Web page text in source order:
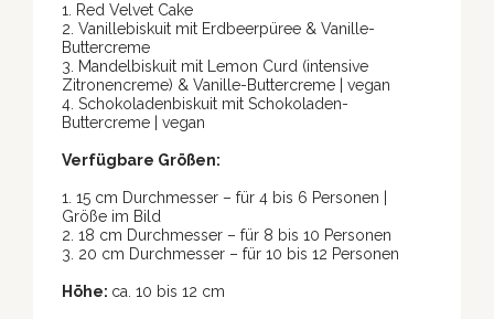
1. Red Velvet Cake
2. Vanillebiskuit mit Erdbeerpüree & Vanille-
Buttercreme
3. Mandelbiskuit mit Lemon Curd (intensive
Zitronencreme) & Vanille-Buttercreme | vegan
4. Schokoladenbiskuit mit Schokoladen-
Buttercreme | vegan
Verfügbare Größen:
1. 15 cm Durchmesser – für 4 bis 6 Personen |
Größe im Bild
2. 18 cm Durchmesser – für 8 bis 10 Personen
3. 20 cm Durchmesser – für 10 bis 12 Personen
Höhe: ca. 10 bis 12 cm